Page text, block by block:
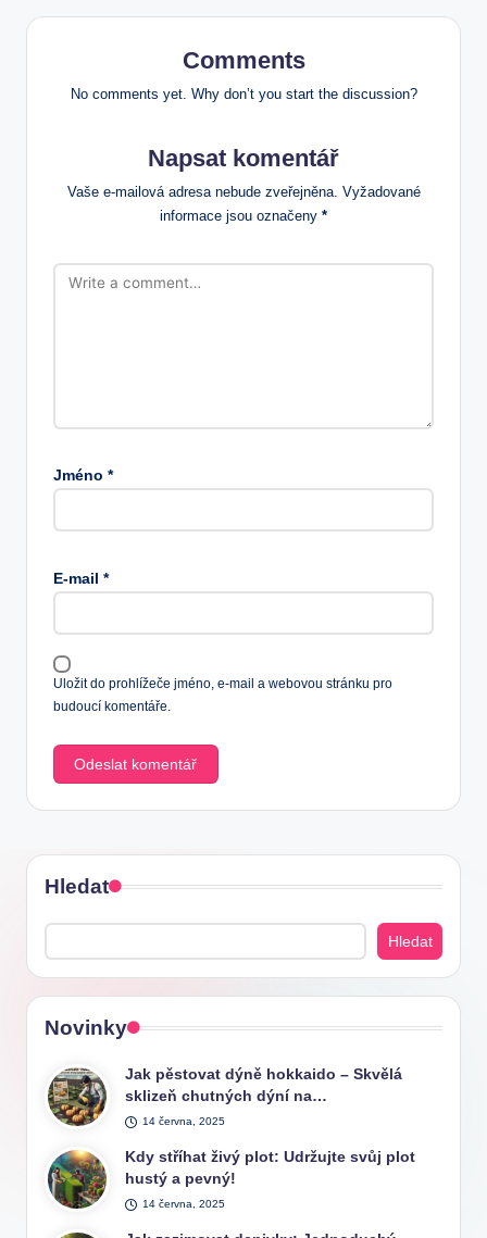
Comments
No comments yet. Why don’t you start the discussion?
Napsat komentář
Vaše e-mailová adresa nebude zveřejněna. Vyžadované
informace jsou označeny *
Jméno *
E-mail *
Uložit do prohlížeče jméno, e-mail a webovou stránku pro
budoucí komentáře.
Hledat
Hledat
Novinky
Jak pěstovat dýně hokkaido – Skvělá
sklizeň chutných dýní na…
14 června, 2025
Kdy stříhat živý plot: Udržujte svůj plot
hustý a pevný!
14 června, 2025